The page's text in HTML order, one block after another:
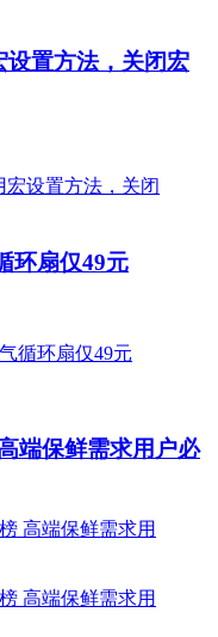
设置方法，关闭宏
环扇仅49元
端保鲜需求用户必